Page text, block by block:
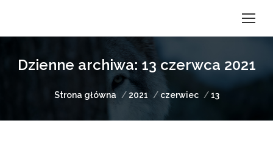
Dzienne archiwa:13 czerwca 2021
Strona główna 2021 czerwiec 13